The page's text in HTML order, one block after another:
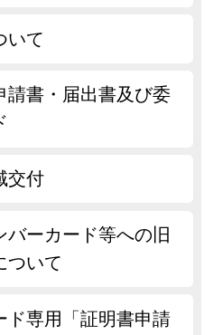
いて
請書・届出書及び委
交付
バーカード等への旧
ついて
ド専用「証明書申請